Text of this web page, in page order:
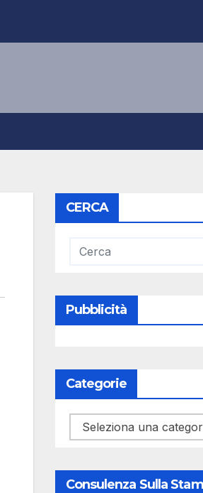
CERCA
Pubblicità
Categorie
Categorie
Consulenza Sulla